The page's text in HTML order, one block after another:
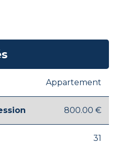
Appartement
800.00 €
31